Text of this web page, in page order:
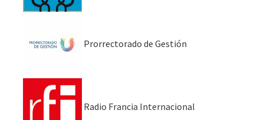
Prorrectorado de Gestión
Radio Francia Internacional